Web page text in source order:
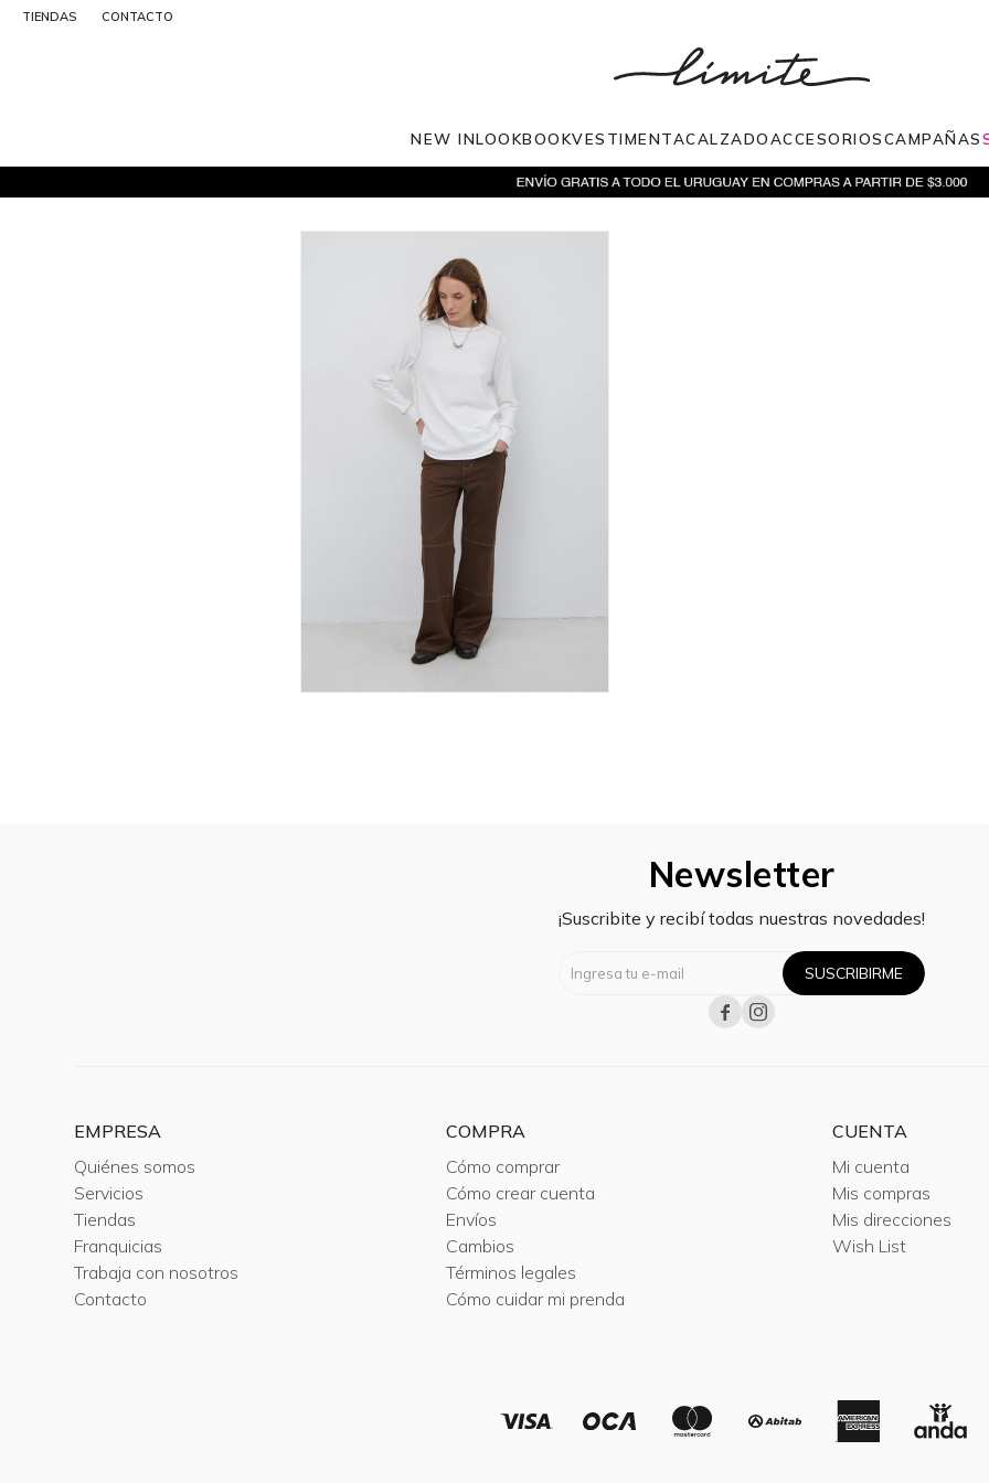
NEW INLOOKBOOKVESTIMENTACALZADOACCESORIOSCAMPAÑAS
TIENDAS CONTACTO
Newsletter
¡Suscribite y recibí todas nuestras novedades!
SUSCRIBIRME
 
EMPRESA
Quiénes somos
Servicios
Tiendas
Franquicias
Trabaja con nosotros
Contacto
COMPRA
Cómo comprar
Cómo crear cuenta
Envíos
Cambios
Términos legales
Cómo cuidar mi prenda
CUENTA
Mi cuenta
Mis compras
Mis direcciones
Wish List